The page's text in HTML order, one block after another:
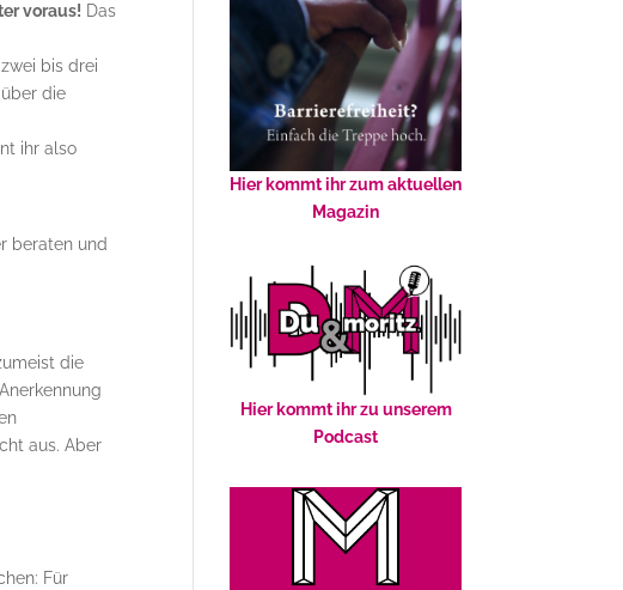
voraus! Das
bis drei
die
ihr also
beraten und
die
aus. Aber
Für
Hier kommt ihr zum aktuellen
Magazin
Hier kommt ihr zu unserem
Podcast